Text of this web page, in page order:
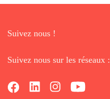
Suivez nous !
Suivez nous sur les réseaux :